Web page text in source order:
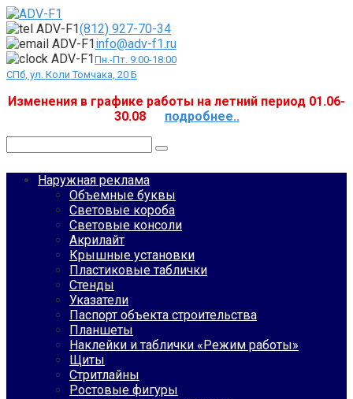
Перейти
к
контенту
(812) 927-70-34
info@adv-f1.ru
Пн.-Пт. 9:00-18:00
СПб, ул. Коли Томчака, 20 Б
Изменения в графике работы на летний период 01.06-
30.08 подробнее..
Наружная реклама
Объемные буквы
Световые короба
Световые консоли
Акрилайт
Крышные установки
Пластиковые таблички
Стенды
Указатели
Паспорт объекта строительства
Планшеты
Наклейки и таблички «Режим работы»
Щиты
Стритлайны
Ростовые фигуры